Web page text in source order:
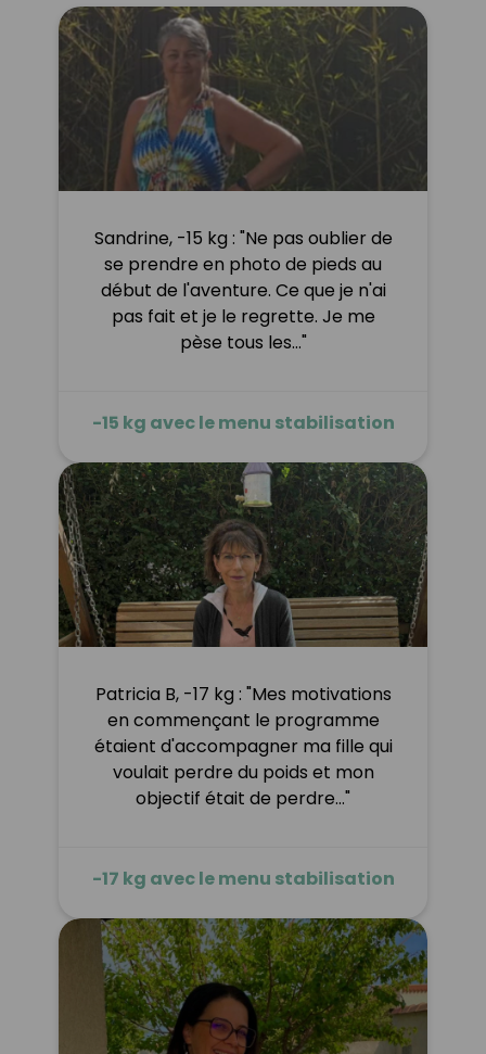
Sandrine, -15 kg : "Ne pas oublier de
se prendre en photo de pieds au
début de l'aventure. Ce que je n'ai
pas fait et je le regrette. Je me
pèse tous les…"
-15 kg avec le menu stabilisation
Patricia B, -17 kg : "Mes motivations
en commençant le programme
étaient d'accompagner ma fille qui
voulait perdre du poids et mon
objectif était de perdre…"
-17 kg avec le menu stabilisation